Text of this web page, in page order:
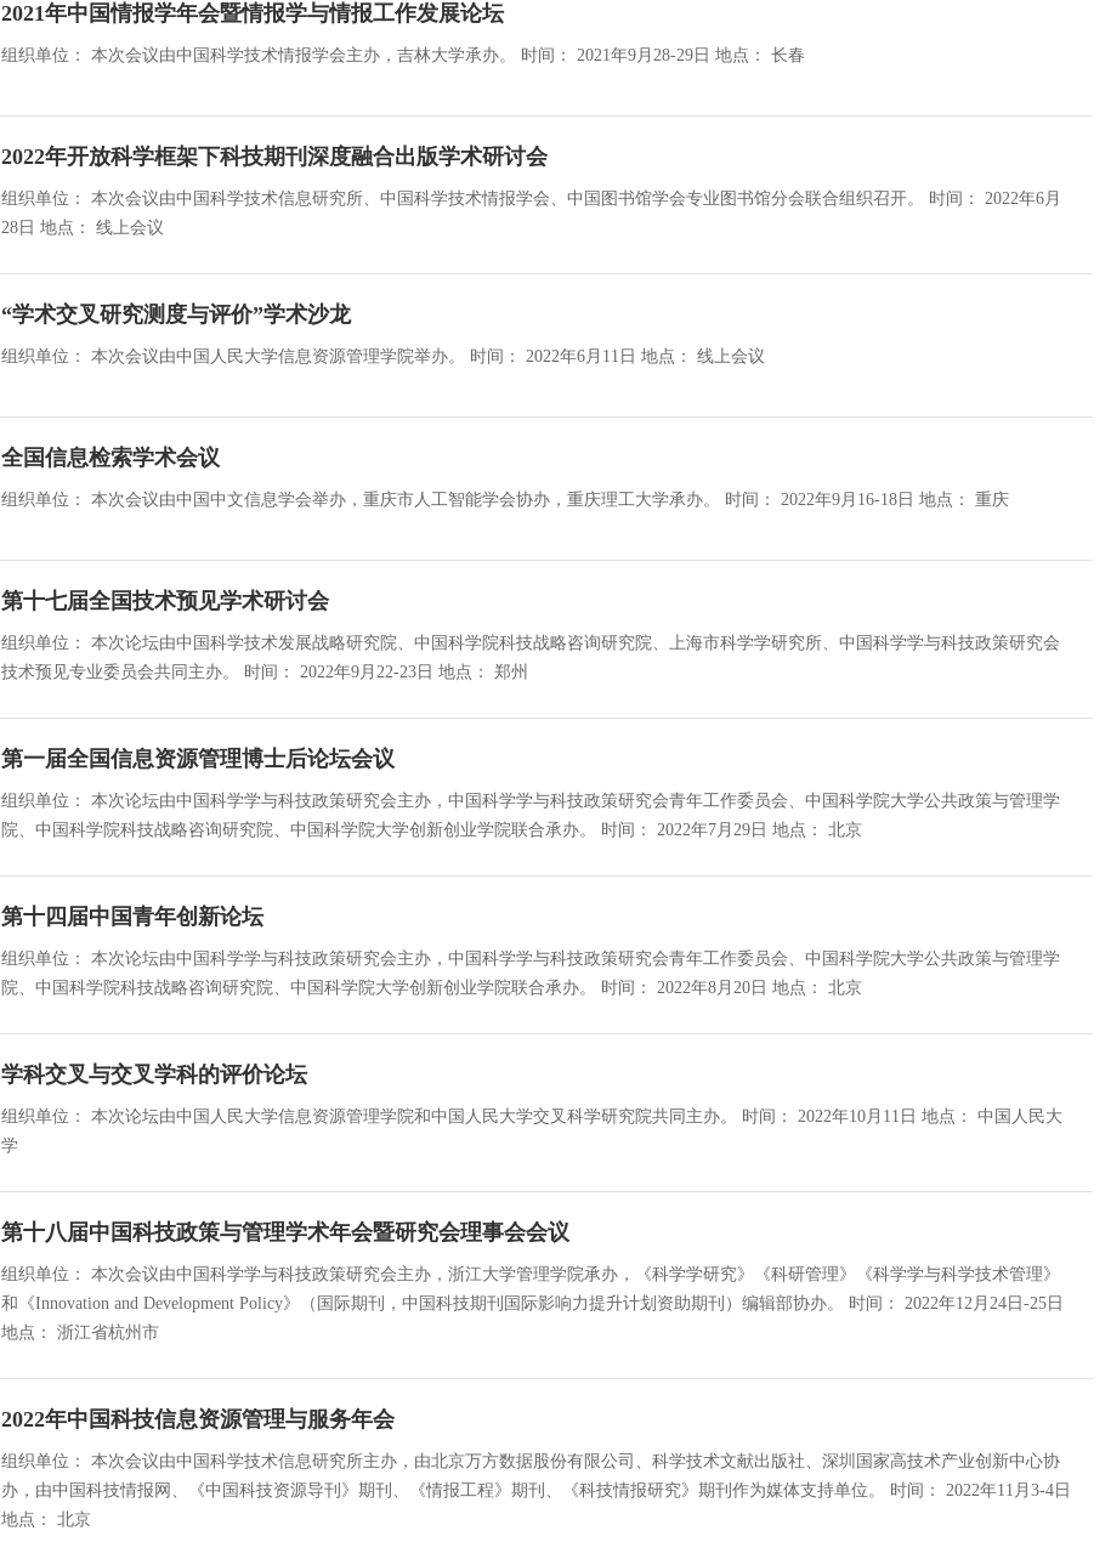
2021年中国情报学年会暨情报学与情报工作发展论坛
组织单位： 本次会议由中国科学技术情报学会主办，吉林大学承办。 时间： 2021年9月28-29日 地点： 长春
2022年开放科学框架下科技期刊深度融合出版学术研讨会
组织单位： 本次会议由中国科学技术信息研究所、中国科学技术情报学会、中国图书馆学会专业图书馆分会联合组织召开。 时间： 2022年6月
28日 地点： 线上会议
“学术交叉研究测度与评价”学术沙龙
组织单位： 本次会议由中国人民大学信息资源管理学院举办。 时间： 2022年6月11日 地点： 线上会议
全国信息检索学术会议
组织单位： 本次会议由中国中文信息学会举办，重庆市人工智能学会协办，重庆理工大学承办。 时间： 2022年9月16-18日 地点： 重庆
第十七届全国技术预见学术研讨会
组织单位： 本次论坛由中国科学技术发展战略研究院、中国科学院科技战略咨询研究院、上海市科学学研究所、中国科学学与科技政策研究会
技术预见专业委员会共同主办。 时间： 2022年9月22-23日 地点： 郑州
第一届全国信息资源管理博士后论坛会议
组织单位： 本次论坛由中国科学学与科技政策研究会主办，中国科学学与科技政策研究会青年工作委员会、中国科学院大学公共政策与管理学
院、中国科学院科技战略咨询研究院、中国科学院大学创新创业学院联合承办。 时间： 2022年7月29日 地点： 北京
第十四届中国青年创新论坛
组织单位： 本次论坛由中国科学学与科技政策研究会主办，中国科学学与科技政策研究会青年工作委员会、中国科学院大学公共政策与管理学
院、中国科学院科技战略咨询研究院、中国科学院大学创新创业学院联合承办。 时间： 2022年8月20日 地点： 北京
学科交叉与交叉学科的评价论坛
组织单位： 本次论坛由中国人民大学信息资源管理学院和中国人民大学交叉科学研究院共同主办。 时间： 2022年10月11日 地点： 中国人民大
学
第十八届中国科技政策与管理学术年会暨研究会理事会会议
组织单位： 本次会议由中国科学学与科技政策研究会主办，浙江大学管理学院承办，《科学学研究》《科研管理》《科学学与科学技术管理》
和《Innovation and Development Policy》（国际期刊，中国科技期刊国际影响力提升计划资助期刊）编辑部协办。 时间： 2022年12月24日-25日
地点： 浙江省杭州市
2022年中国科技信息资源管理与服务年会
组织单位： 本次会议由中国科学技术信息研究所主办，由北京万方数据股份有限公司、科学技术文献出版社、深圳国家高技术产业创新中心协
办，由中国科技情报网、《中国科技资源导刊》期刊、《情报工程》期刊、《科技情报研究》期刊作为媒体支持单位。 时间： 2022年11月3-4日
地点： 北京